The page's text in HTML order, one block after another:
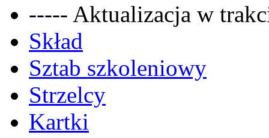
----- Aktualizacja w
Skład
Sztab szkoleniowy
Strzelcy
Kartki